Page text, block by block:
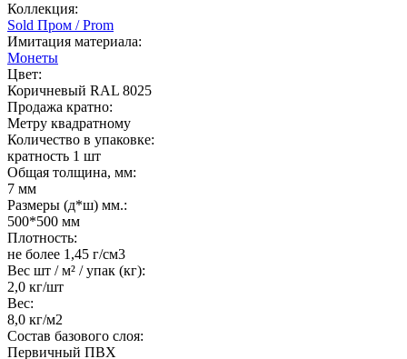
Коллекция:
Sold Пром / Prom
Имитация материала:
Монеты
Цвет:
Коричневый RAL 8025
Продажа кратно:
Метру квадратному
Количество в упаковке:
кратность 1 шт
Общая толщина, мм:
7 мм
Размеры (д*ш) мм.:
500*500 мм
Плотность:
не более 1,45 г/см3
Вес шт / м² / упак (кг):
2,0 кг/шт
Вес:
8,0 кг/м2
Состав базового слоя:
Первичный ПВХ